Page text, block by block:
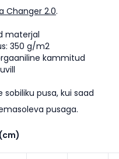
Changer 2.0.
materjal
350 g/m2
kammitud
pusa, kui saad
pusaga.